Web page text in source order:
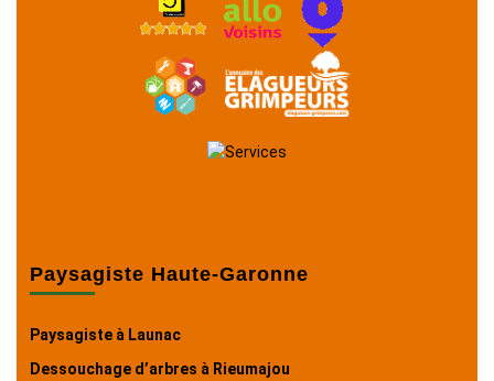
Paysagiste Haute-Garonne
Paysagiste à Launac
Dessouchage d’arbres à Rieumajou